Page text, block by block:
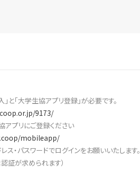
と「大学生協アプリ登録」が必要です。
9173/
プリにご登録ください
mobileapp/
・パスワードでログインをお願いいたします。
証が求められます）